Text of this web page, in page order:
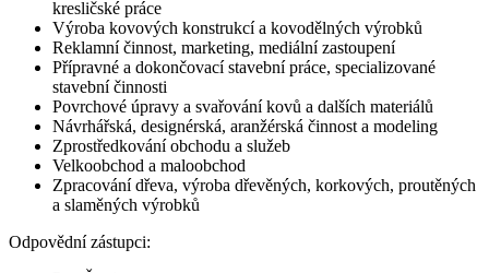
kresličské práce
Výroba kovových konstrukcí a kovodělných výrobků
Reklamní činnost, marketing, mediální zastoupení
Přípravné a dokončovací stavební práce, specializované
stavební činnosti
Povrchové úpravy a svařování kovů a dalších materiálů
Návrhářská, designérská, aranžérská činnost a modeling
Zprostředkování obchodu a služeb
Velkoobchod a maloobchod
Zpracování dřeva, výroba dřevěných, korkových, proutěných
a slaměných výrobků
Odpovědní zástupci: